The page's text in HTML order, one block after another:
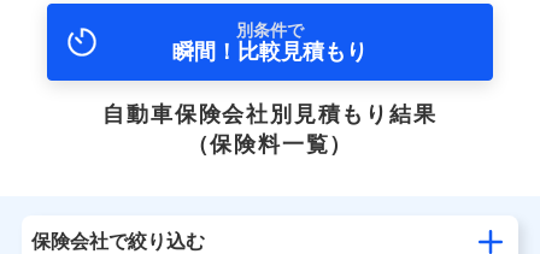
別条件で
瞬間！比較見積もり
自動車保険会社別見積もり結果
（保険料一覧）
保険会社で絞り込む